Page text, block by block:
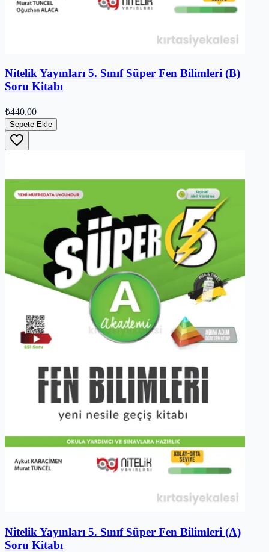
Nitelik Yayınları 5. Sınıf Süper Fen Bilimleri (B)
Soru Kitabı
₺440,00
Sepete Ekle
Nitelik Yayınları 5. Sınıf Süper Fen Bilimleri (A)
Soru Kitabı